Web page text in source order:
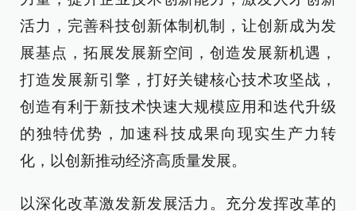
活力，完善科技创新体制机制，让创新成为发
展基点，拓展发展新空间，创造发展新机遇，
打造发展新引擎，打好关键核心技术攻坚战，
创造有利于新技术快速大规模应用和迭代升级
的独特优势，加速科技成果向现实生产力转
化，以创新推动经济高质量发展。
以深化改革激发新发展活力。充分发挥改革的